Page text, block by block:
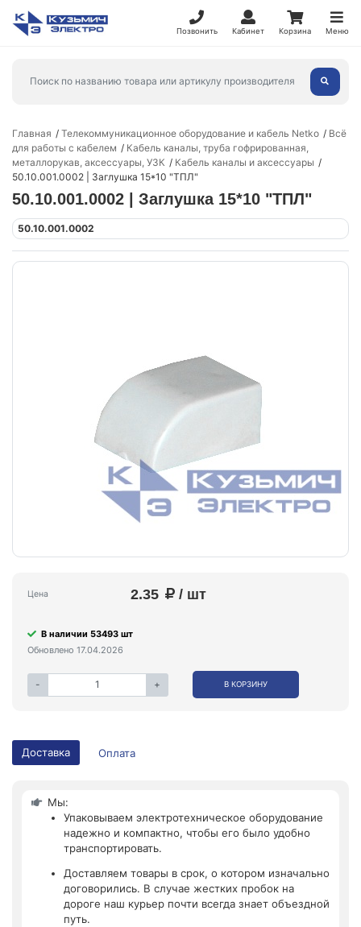
Позвонить Кабинет Корзина Меню
Главная Телекоммуникационное оборудование и кабель Netko
Всё
для работы с кабелем
Кабель каналы, труба гофрированная,
металлорукав, аксессуары, УЗК
Кабель каналы и аксессуары
50.10.001.0002 | Заглушка 15*10 "ТПЛ"
50.10.001.0002 | Заглушка 15*10 "ТПЛ"
50.10.001.0002
Цена 2.35 / шт
В наличии 53493 шт
Обновлено 17.04.2026
- + В КОРЗИНУ
Доставка Оплата
Мы:
Упаковываем электротехническое оборудование
надежно и компактно, чтобы его было удобно
транспортировать.
Доставляем товары в срок, о котором изначально
договорились. В случае жестких пробок на
дороге наш курьер почти всегда знает объездной
путь.